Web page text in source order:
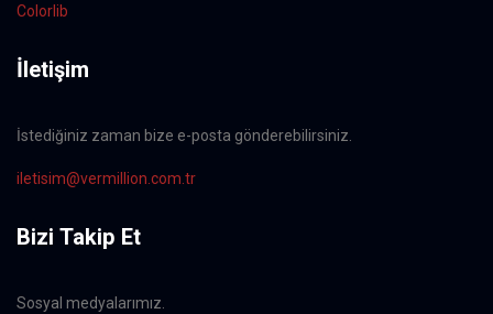
Colorlib
İletişim
İstediğiniz zaman bize e-posta gönderebilirsiniz.
iletisim@vermillion.com.tr
Bizi Takip Et
Sosyal medyalarımız.